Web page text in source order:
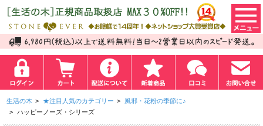
生活の木 > ★注目人気のカテゴリー > 風邪・花粉の季節に♪
> ハッピーノーズ・シリーズ